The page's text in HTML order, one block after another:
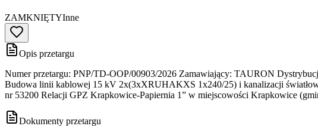
ZAMKNIĘTYInne
Opis przetargu
Numer przetargu: PNP/TD-OOP/00903/2026 Zamawiający: TAURON
Budowa linii kablowej 15 kV 2x(3xXRUHAKXS 1x240/25) i kanalizacji
nr 53200 Relacji GPZ Krapkowice-Papiernia 1” w miejscowości Krapkowice
Dokumenty przetargu